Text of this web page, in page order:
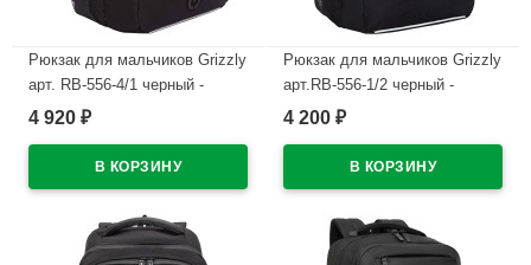
Рюкзак для мальчиков Grizzly
арт. RB-556-4/1 черный -
черный 26х39х19 см
4 920 ₽
Рюкзак для мальчиков Grizzly
арт.RB-556-1/2 черный -
белый 26х39х19 см
4 200 ₽